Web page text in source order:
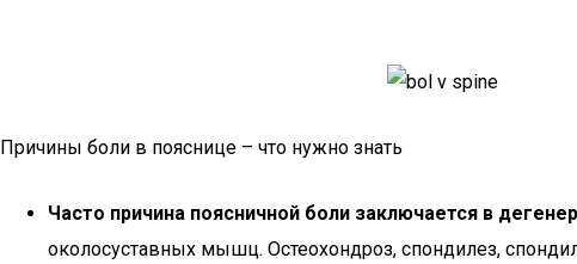
Причины боли в пояснице – что нужно знать
Часто причина поясничной боли заключается в
околосуставных мышц. Остеохондроз, спондилез,